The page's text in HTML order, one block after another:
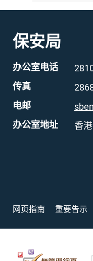
保安局
办公室电话
传真
电邮
办公室地址 香
网页指南 重要告示